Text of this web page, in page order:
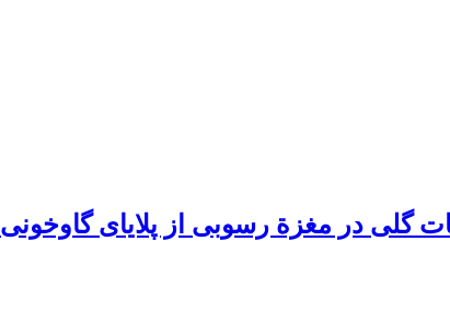
گلی در مغزة رسوبی از پلایای گاوخونی